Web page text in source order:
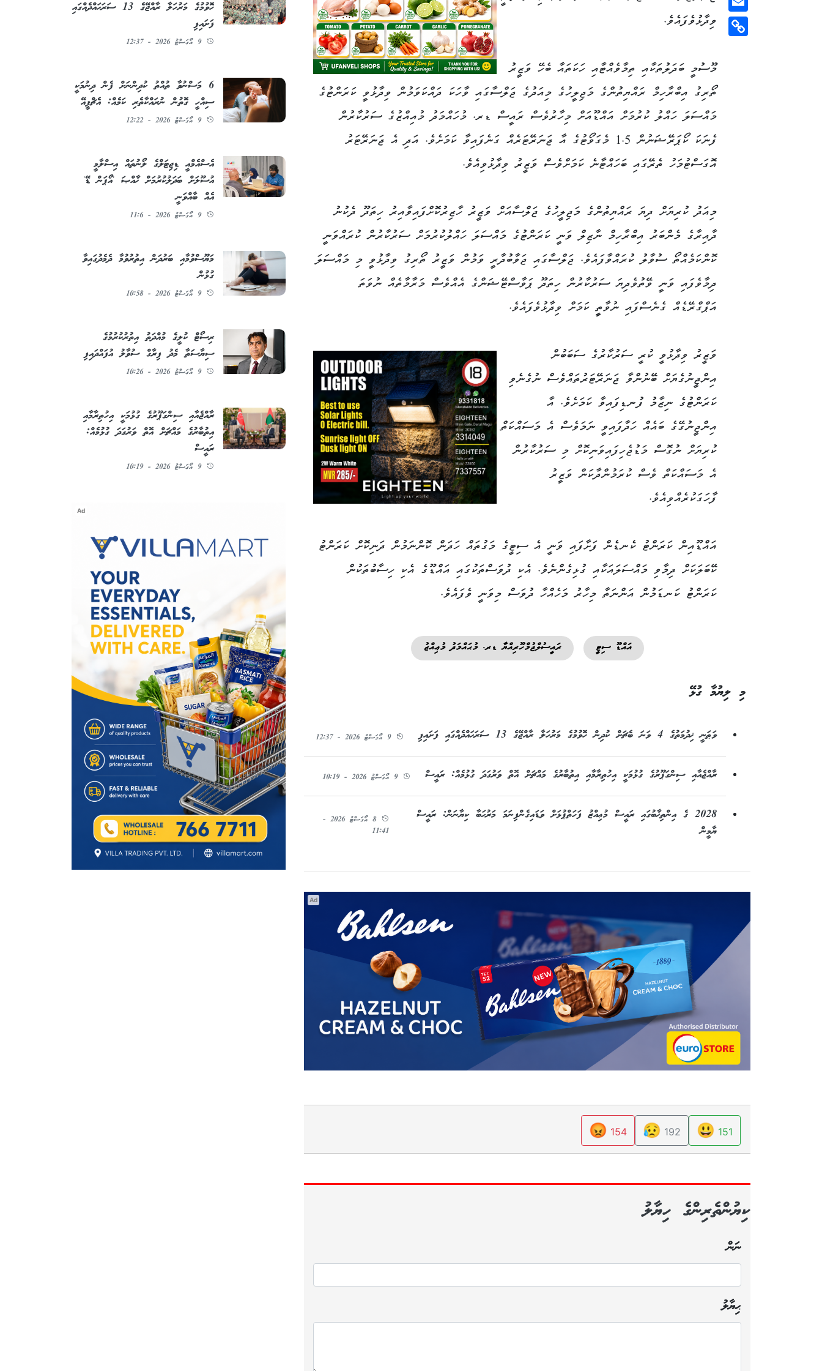
Email
Link
ވިދާޅުވެފައެވެ.
މޫސުމީ ބަދަލުތަކާއި ތިމާވެއްޓާއި ހަކަތައާ ބެހޭ ވަޒީރު
ތޯރިގު އިބްރާހިމް ރައްޔިތުންގެ މަޖިލީހުގެ މިއަދުގެ ޖަލްސާގައި ވާހަކަ ދައްކަވަމުން ވިދާޅުވީ ކަރަންޓުގެ
މައްސަލަ ހައްލު ކުރުމަށް އައްޑޫއަށް މިހާރުވެސް ރައީސް ޑރ. މުހައްމަދު މުއިއްޒުގެ ސަރުކާރުން
ފެނަކަ ކޯޕަރޭޝަނުން 1.5 މެގަވޯޓުގެ އާ ޖަނަރޭޓަރެއް ގަނެފައިވާ ކަމަށެވެ. އަދި އެ ޖަނަރޭޓަރު
އޮގަސްޓުމަހު ތެރޭގައި ބަހައްޓާނެ ކަމަށްވެސް ވަޒީރު ވިދާޅުވިއެވެ.
މިއަދު ކުރިޔަށް ދިޔަ ރައްޔިތުންގެ މަޖިލީހުގެ ޖަލްސާއަށް ވަޒީރު ހާޒިރުކޮށްފައިވާއިރު ހިތަދޫ ދެކުނު
ދާއިރާގެ މެންބަރު އިބްރާހިމް ނާޒިލް ވަނީ ކަރަންޓުގެ މައްސަލަ ހައްލުކުރުމަށް ސަރުކާރުން ކުރައްވަނީ
ކޮންކަމެއްތޯ ސުވާލު ކުރައްވާފައެވެ. ޖަލްސާގައި ޖަވާބުދާރީ ވަމުން ވަޒީރު ތޯރިގު ވިދާޅުވީ މި މައްސަލަ
ދިމާވެފައި ވަނީ ވޭތުވެދިޔަ ސަރުކާރުން ހިތަދޫ ޕަވާސްޓޭޝަންގެ އެއްވެސް މަރާމާތެއް ނުވަތަ
އަޕްގްރޭޑެއް ގެނެސްފައި ނުވާތީީ ކަމަށް ވިދާޅުވެފައެވެ.
ވަޒީރު ވިދާޅުވީ ކުރީ ސަރުކާރުގެ ސަބަބުން
އިންޖީނުގެޔަށް ބޭނުންވާ ޖަނަރޭޓަރުތައްވެސް ނުގެނެވި
ކަރަންޓުގެ ނިޒާމު ފުނޑިފައިވާ ކަމަށެވެ. އާ
އިންޖީނުގޭގެ ބައެއް ހަދާފައިވީ ނަމަވެސް އެ މަސައްކަތް
ކުރިޔަށް ނުގޮސް މަޑުޖެހިފައިވަނިކޮށް މި ސަރުކާރުން
އެ މަސައްކަތް ވެސް ކުރަމުންދާކަން ވަޒީރު
ފާހަގަކުރެއްވިއެވެ.
އައްޑޫއިން ކަރަންޓު ކެނޑެން ފަށާފައި ވަނީ އެ ސިޓީގެ މަގުތައް ހަދަން ކޮންނަމުން ދަނިކޮށް ކަރަންޓު
ކޭބަލަކަށް ދިމާވި މައްސަލައަކާއި ގުޅިގެންނެވެ. އެކި ދުވަސްތަކުގައި އައްޑޫގެ އެކި ހިސާބުތަކުން
ކަރަންޓު ކަނޑަމުން އަންނަތާ މިހާރު މަހެއްހާ ދުވަސް މިވަނީ ވެފައެވެ.
އައްޑޫ ސިޓީ ރައީސުލްޖުމްހޫރިއްޔާ ޑރ. މުޙައްމަދު މުޢިއްޒު
މި ލިޔުމާ ގުޅޭ
ވަޠަނީ ޚިދުމަތުގެ 4 ވަނަ ބެޗަށް ކުދިން ހޮވުމުގެ މަރުހަލާ ރާއްޖޭގެ 13 ސަރަޙައްދެއްގައި ފަށައިފި 9 އޯގަސްޓު 2026 - 12:37
ރާއްޖެއާއި ސިންގަޕޫރުގެ ގުޅުމަކީ އިހުތިރާމާއި އިތުބާރުގެ މައްޗަށް އޮތް ވަރުގަދަ ގުޅުމެއް: ރައީސް 9 އޯގަސްޓު 2026 - 10:19
2028 ގެ އިންތިޚާބުގައި ރައީސް މުޢިއްޒު ފަހަތްޕުޅަށް ވަޑައިގެންފިނަމަ މަރުޙަބާ ކިޔާނަން: ރައީސް
ޔާމީން
8 އޯގަސްޓު 2026 -
11:41
Ad
151
😃
192
😥
154
😡
ކިޔުންތެރިންގެ ހިޔާލު
ނަން
ޙިޔާލު
ހޮވުމުގެ މަރުހަލާ ރާއްޖޭގެ 13 ސަރަޙައްދެއްގައި
ފަށައިފި
9 އޯގަސްޓު 2026 - 12:37
6 މަސްނުވާ ތުއްތު ކުދިންނަށް ފެން ދިނުމަކީ
ސިއްހީ ގޮތުން ނުރައްކާތެރި ކަމެއް: އެޗްޕީއޭ
9 އޯގަސްޓު 2026 - 12:22
އެސްއެމްއީ ޑިޖިޓަލްގެ ލޯނުތައް އިސްލާމީ
އުސޫލަށް ބަދަލުކުރުމަށް ޚާއްޞަ 'އޯޕަން ޑޭ'
އެއް ބާއްވަނީ
9 އޯގަސްޓު 2026 - 11:6
މަޔޫސްވުމާއި ބަރުދަން އިތުރުވުމާ ދެމެދުގައިވާ
ގުޅުން
9 އޯގަސްޓު 2026 - 10:58
ރިސޯޓް ކުލީގެ މުއްދަތު އިތުރުކުރުމުގެ
ސިޔާސަތާ މެދު ފިރާގް ސުވާލު އުފައްދައިފި
9 އޯގަސްޓު 2026 - 10:26
ރާއްޖެއާއި ސިންގަޕޫރުގެ ގުޅުމަކީ އިހުތިރާމާއި
އިތުބާރުގެ މައްޗަށް އޮތް ވަރުގަދަ ގުޅުމެއް:
ރައީސް
9 އޯގަސްޓު 2026 - 10:19
Ad